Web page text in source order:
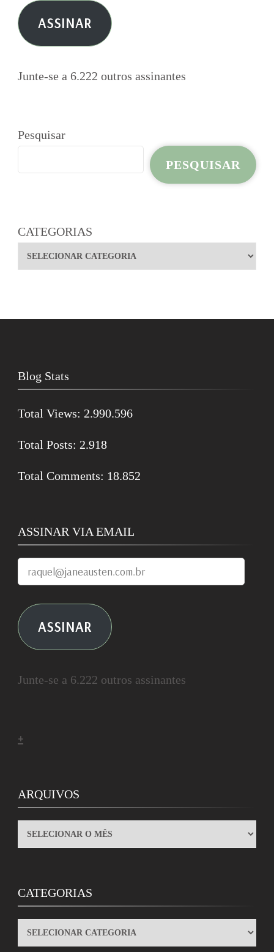
e-
mail ASSINAR
Junte-se a 6.222 outros assinantes
Pesquisar
PESQUISAR
CATEGORIAS
Blog Stats
Total Views: 2.990.596
Total Posts: 2.918
Total Comments: 18.852
ASSINAR VIA EMAIL
raquel@janeausten.com.br
ASSINAR
Junte-se a 6.222 outros assinantes
+
ARQUIVOS
ARQUIVOS
CATEGORIAS
CATEGORIAS